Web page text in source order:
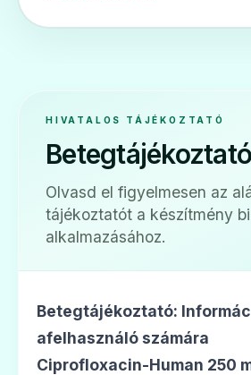
💊
Cifran 750 mg
Ár: —
👁️
HIVATALOS TÁJÉKOZTATÓ
Betegtájékoztató
Olvasd el figyelmesen az
tájékoztatót a készítmény
alkalmazásához.
Betegtájékoztató:
afelhasználó számára
Ciprofloxacin-Human 250